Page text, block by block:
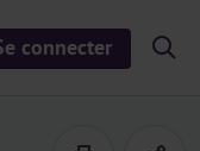
connecter
S